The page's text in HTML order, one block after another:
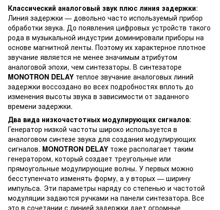
Классический аналоговый звук плюс линия задержки:
Линия задержки — довольно часто используемый прибор
обработки звука. До появления цифровых устройств такого
рода в музыкальной индустрии доминировали приборы на
основе магнитной ленты. Поэтому их характерное плотное
звучание является не менее значимым атрибутом
аналоговой эпохи, чем синтезаторы. В синтезаторе
MONOTRON DELAY теплое звучание аналоговых линий
задержки воссоздано во всех подробностях вплоть до
изменения высоты звука в зависимости от заданного
времени задержки.
Два вида низкочастотных модулирующих сигналов:
Генератор низкой частоты широко используется в
аналоговом синтезе звука для создания модулирующих
сигналов. MONOTRON DELAY тоже располагает таким
генератором, который создает треугольные или
прямоугольные модулирующие волны. У первых можно
бесступенчато изменять форму, а у вторых — ширину
импульса. Эти параметры наряду со степенью и частотой
модуляции задаются ручками на панели синтезатора. Все
это в сочетании с линией задержки дает огромные